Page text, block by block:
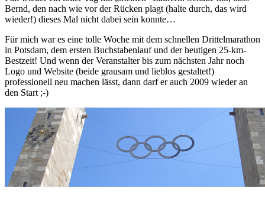
Bernd, den nach wie vor der Rücken plagt (halte durch, das wird
wieder!) dieses Mal nicht dabei sein konnte…
Für mich war es eine tolle Woche mit dem schnellen Drittelmarathon
in Potsdam, dem ersten Buchstabenlauf und der heutigen 25-km-
Bestzeit! Und wenn der Veranstalter bis zum nächsten Jahr noch
Logo und Website (beide grausam und lieblos gestaltet!)
professionell neu machen lässt, dann darf er auch 2009 wieder an
den Start ;-)